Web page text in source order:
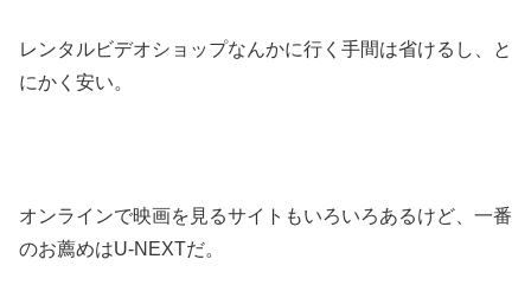
レンタルビデオショップなんかに行く手間は省けるし、と
にかく安い。
オンラインで映画を見るサイトもいろいろあるけど、一番
のお薦めはU-NEXTだ。